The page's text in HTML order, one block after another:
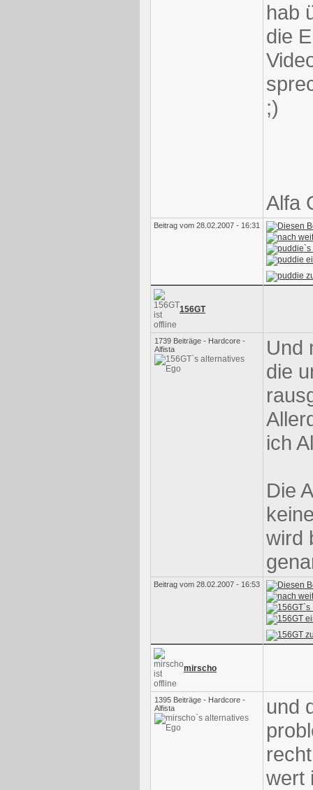
hab
die
;)
Alfa
Beitrag vom 28.02.2007 - 16:31
156GT
1739 Beiträge - Hardcore -
Alfista
Und
die
ich
Die
wird
Beitrag vom 28.02.2007 - 16:53
mirscho
1395 Beiträge - Hardcore -
Alfista
und
wert